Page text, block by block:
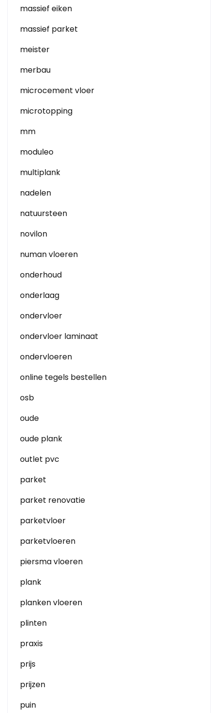
massief eiken
massief parket
meister
merbau
microcement vloer
microtopping
mm
moduleo
multiplank
nadelen
natuursteen
novilon
numan vloeren
onderhoud
onderlaag
ondervloer
ondervloer laminaat
ondervloeren
online tegels bestellen
osb
oude
oude plank
outlet pvc
parket
parket renovatie
parketvloer
parketvloeren
piersma vloeren
plank
planken vloeren
plinten
praxis
prijs
prijzen
puin